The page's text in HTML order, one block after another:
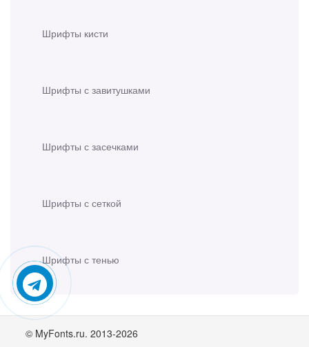
Шрифты кисти
Шрифты с завитушками
Шрифты с засечками
Шрифты с сеткой
Шрифты с тенью
© MyFonts.ru. 2013-2026